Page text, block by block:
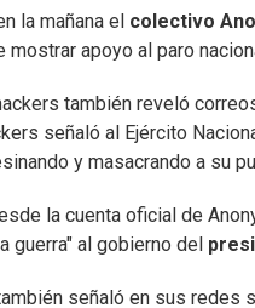
la mañana el colectivo
mostrar apoyo al paro
también reveló
señaló al Ejército
y masacrando a su
la cuenta oficial de
guerra" al gobierno del
señaló en sus redes